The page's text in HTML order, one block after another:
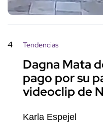
4 Tendencias
Dagna Mata
pago por su
videoclip de
Karla Espejel